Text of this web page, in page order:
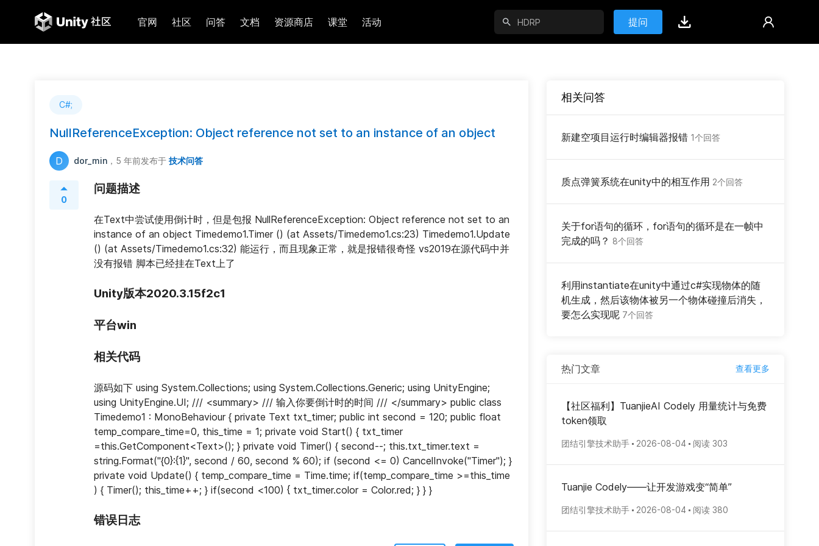
官网 社区 问答 文档 资源商店 课堂 活动 提问
C#;
NullReferenceException: Object reference not set to an instance of an object
D dor_min ，5 年前发布于 技术问答
0
问题描述
在Text中尝试使用倒计时，但是包报 NullReferenceException: Object reference not set to an
instance of an object Timedemo1.Timer () (at Assets/Timedemo1.cs:23) Timedemo1.Update
() (at Assets/Timedemo1.cs:32) 能运行，而且现象正常，就是报错很奇怪 vs2019在源代码中并
没有报错 脚本已经挂在Text上了
Unity版本2020.3.15f2c1
平台win
相关代码
源码如下 using System.Collections; using System.Collections.Generic; using UnityEngine;
using UnityEngine.UI; /// <summary> /// 输入你要倒计时的时间 /// </summary> public class
Timedemo1 : MonoBehaviour { private Text txt_timer; public int second = 120; public float
temp_compare_time=0, this_time = 1; private void Start() { txt_timer
=this.GetComponent<Text>(); } private void Timer() { second--; this.txt_timer.text =
string.Format("{0}:{1}", second / 60, second % 60); if (second <= 0) CancelInvoke("Timer"); }
private void Update() { temp_compare_time = Time.time; if(temp_compare_time >=this_time
) { Timer(); this_time++; } if(second <100) { txt_timer.color = Color.red; } } }
错误日志
相关问答
新建空项目运行时编辑器报错 1个回答
质点弹簧系统在unity中的相互作用 2个回答
关于for语句的循环，for语句的循环是在一帧中
完成的吗？ 8个回答
利用instantiate在unity中通过c#实现物体的随
机生成，然后该物体被另一个物体碰撞后消失，
要怎么实现呢 7个回答
热门文章 查看更多
【社区福利】TuanjieAI Codely 用量统计与免费
token领取
团结引擎技术助手 2026-08-04 阅读 303
Tuanjie Codely——让开发游戏变“简单”
团结引擎技术助手 2026-08-04 阅读 380